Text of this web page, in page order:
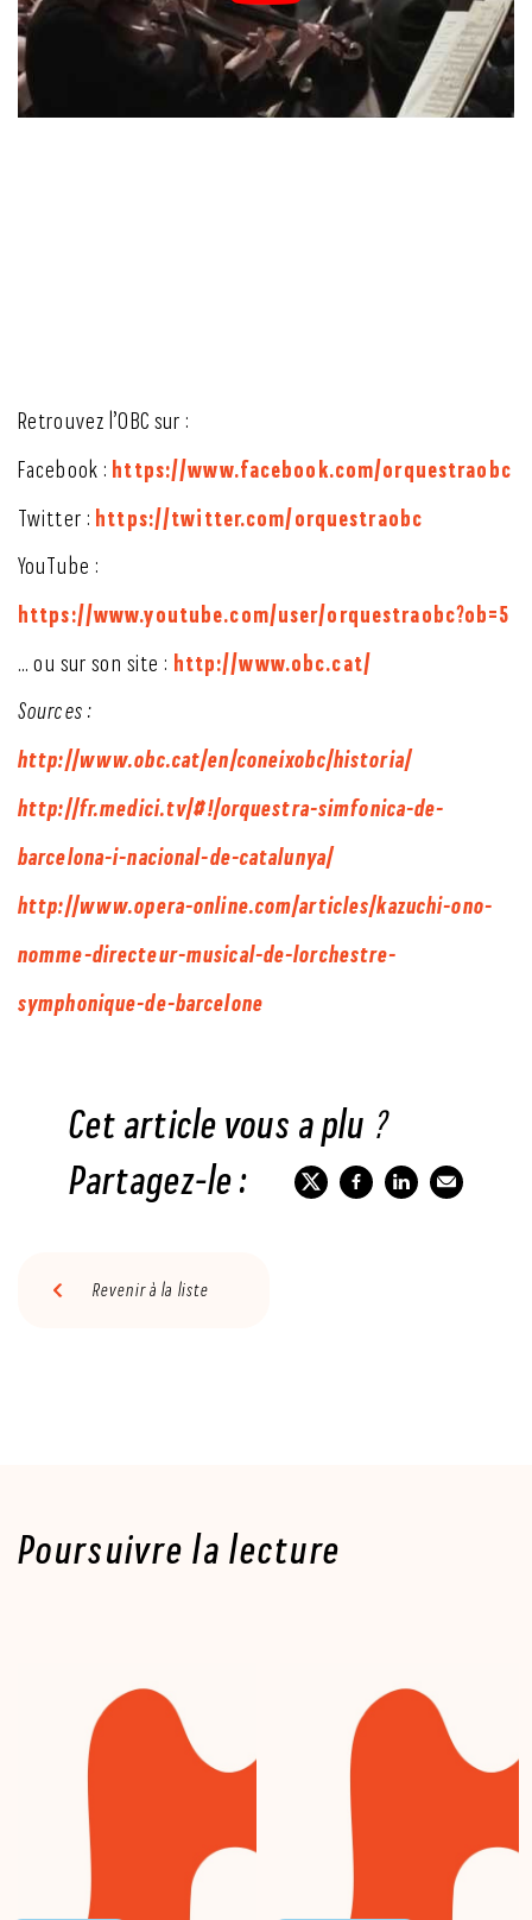
Retrouvez l’OBC sur :
Facebook : https://www.facebook.com/orquestraobc
Twitter : https://twitter.com/orquestraobc
YouTube :
https://www.youtube.com/user/orquestraobc?ob=5
... ou sur son site : http://www.obc.cat/
Sources :
http://www.obc.cat/en/coneixobc/historia/
http://fr.medici.tv/#!/orquestra-simfonica-de-
barcelona-i-nacional-de-catalunya/
http://www.opera-online.com/articles/kazuchi-ono-
nomme-directeur-musical-de-lorchestre-
symphonique-de-barcelone
Revenir à la liste
Cet article vous a plu ?
Partagez-le :
Poursuivre la lecture